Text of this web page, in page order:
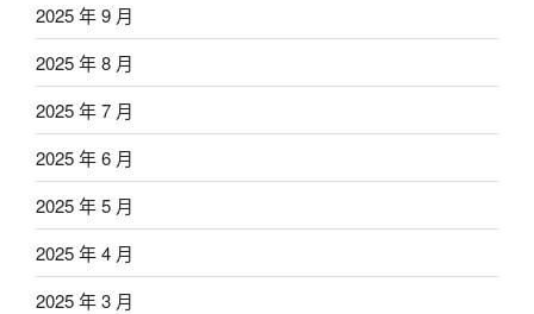
2025 年 9 月
2025 年 8 月
2025 年 7 月
2025 年 6 月
2025 年 5 月
2025 年 4 月
2025 年 3 月